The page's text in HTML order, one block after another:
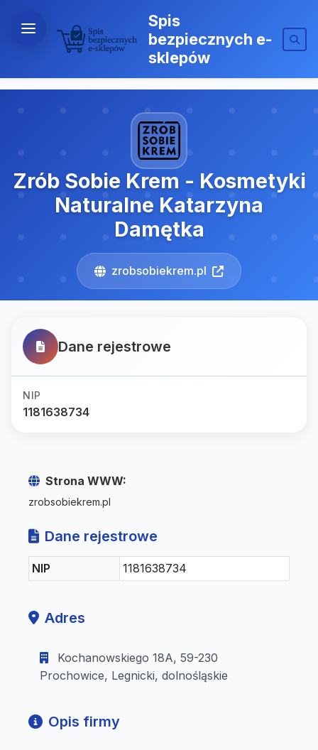
Spis
bezpiecznych e-
sklepów
Zrób Sobie Krem - Kosmetyki
Naturalne Katarzyna
Damętka
zrobsobiekrem.pl
Dane rejestrowe
NIP
1181638734
Strona WWW:
zrobsobiekrem.pl
Dane rejestrowe
NIP 1181638734
Adres
Kochanowskiego 18A, 59-230
Prochowice, Legnicki, dolnośląskie
Opis firmy